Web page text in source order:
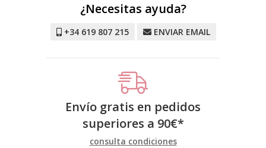
¿Necesitas ayuda?
+34 619 807 215 ENVIAR EMAIL
Envío gratis en pedidos
superiores a 90€*
consulta condiciones